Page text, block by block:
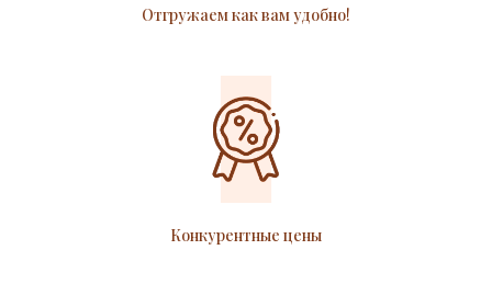
Отгружаем как вам удобно!
Конкурентные цены